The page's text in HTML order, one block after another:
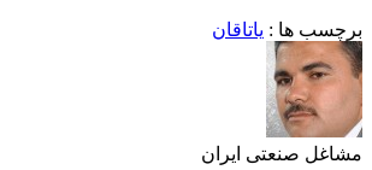
برچسب ها : یاتاقان
مشاغل صنعتی ایران